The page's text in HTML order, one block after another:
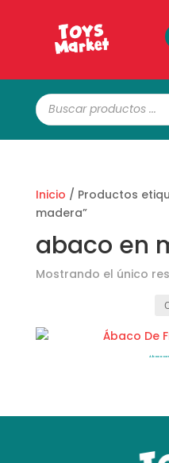
Búsqueda
de
productos
Inicio / Productos
madera”
abaco en
Mostrando el único
Ábaco De